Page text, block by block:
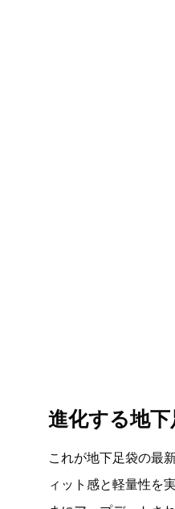
進化する地下
これが地下足袋の最
ィット感と軽量性を